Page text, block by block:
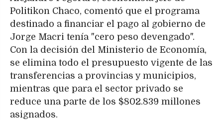
Politikon Chaco, comentó que el programa
destinado a financiar el pago al gobierno de
Jorge Macri tenía "cero peso devengado".
Con la decisión del Ministerio de Economía,
se elimina todo el presupuesto vigente de las
transferencias a provincias y municipios,
mientras que para el sector privado se
reduce una parte de los $802.839 millones
asignados.